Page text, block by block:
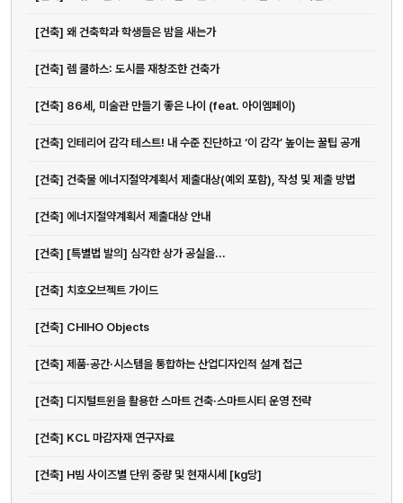
[건축] 왜 건축학과 학생들은 밤을 새는가
[건축] 렘 쿨하스: 도시를 재창조한 건축가
[건축] 86세, 미술관 만들기 좋은 나이 (feat. 아이엠페이)
[건축] 인테리어 감각 테스트! 내 수준 진단하고 ‘이 감각’ 높이는 꿀팁 공개
[건축] 건축물 에너지절약계획서 제출대상(예외 포함), 작성 및 제출 방법
[건축] 에너지절약계획서 제출대상 안내
[건축] [특별법 발의] 심각한 상가 공실을...
[건축] 치호오브젝트 가이드
[건축] CHIHO Objects
[건축] 제품·공간·시스템을 통합하는 산업디자인적 설계 접근
[건축] 디지털트윈을 활용한 스마트 건축·스마트시티 운영 전략
[건축] KCL 마감자재 연구자료
[건축] H빔 사이즈별 단위 중량 및 현재시세 [kg당]